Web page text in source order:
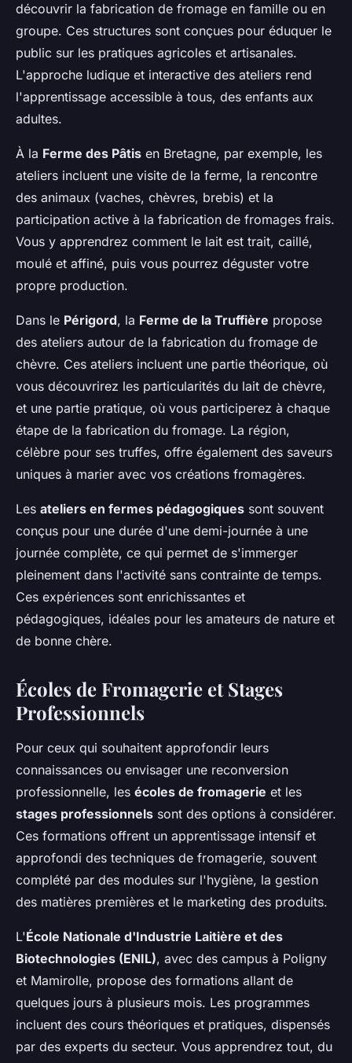
découvrir la fabrication de fromage en famille ou en
groupe. Ces structures sont conçues pour éduquer le
public sur les pratiques agricoles et artisanales.
L'approche ludique et interactive des ateliers rend
l'apprentissage accessible à tous, des enfants aux
adultes.
À la Ferme des Pâtis en Bretagne, par exemple, les
ateliers incluent une visite de la ferme, la rencontre
des animaux (vaches, chèvres, brebis) et la
participation active à la fabrication de fromages frais.
Vous y apprendrez comment le lait est trait, caillé,
moulé et affiné, puis vous pourrez déguster votre
propre production.
Dans le Périgord, la Ferme de la Truffière propose
des ateliers autour de la fabrication du fromage de
chèvre. Ces ateliers incluent une partie théorique, où
vous découvrirez les particularités du lait de chèvre,
et une partie pratique, où vous participerez à chaque
étape de la fabrication du fromage. La région,
célèbre pour ses truffes, offre également des saveurs
uniques à marier avec vos créations fromagères.
Les ateliers en fermes pédagogiques sont souvent
conçus pour une durée d'une demi-journée à une
journée complète, ce qui permet de s'immerger
pleinement dans l'activité sans contrainte de temps.
Ces expériences sont enrichissantes et
pédagogiques, idéales pour les amateurs de nature et
de bonne chère.
Écoles de Fromagerie et Stages
Professionnels
Pour ceux qui souhaitent approfondir leurs
connaissances ou envisager une reconversion
professionnelle, les écoles de fromagerie et les
stages professionnels sont des options à considérer.
Ces formations offrent un apprentissage intensif et
approfondi des techniques de fromagerie, souvent
complété par des modules sur l'hygiène, la gestion
des matières premières et le marketing des produits.
L'École Nationale d'Industrie Laitière et des
Biotechnologies (ENIL), avec des campus à Poligny
et Mamirolle, propose des formations allant de
quelques jours à plusieurs mois. Les programmes
incluent des cours théoriques et pratiques, dispensés
par des experts du secteur. Vous apprendrez tout, du